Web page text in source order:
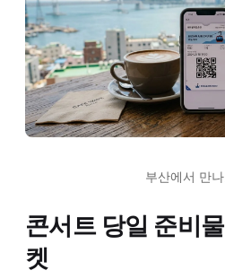
부산에서 만
콘서트 당일 준비
켓